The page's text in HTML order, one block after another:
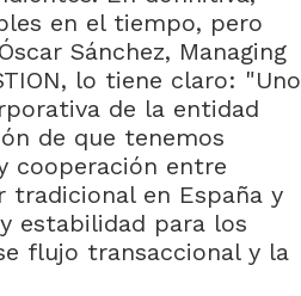
en el tiempo, pero
Sánchez, Managing
lo tiene claro: "Uno
de la entidad
de que tenemos
cooperación entre
tradicional en España y
estabilidad para los
flujo transaccional y la